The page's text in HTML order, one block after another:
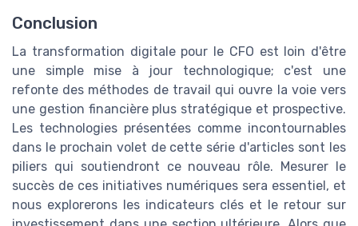
Conclusion
La transformation digitale pour le CFO est loin d'être
une simple mise à jour technologique; c'est une
refonte des méthodes de travail qui ouvre la voie vers
une gestion financière plus stratégique et prospective.
Les technologies présentées comme incontournables
dans le prochain volet de cette série d'articles sont les
piliers qui soutiendront ce nouveau rôle. Mesurer le
succès de ces initiatives numériques sera essentiel, et
nous explorerons les indicateurs clés et le retour sur